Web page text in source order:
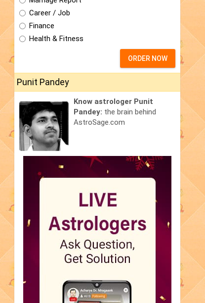
Career / Job
Finance
Health & Fitness
ORDER NOW
Punit Pandey
Know astrologer Punit
Pandey: the brain behind
AstroSage.com